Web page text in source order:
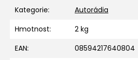
Kategorie:
Autorádia
Hmotnost:
2 kg
EAN:
08594217640804